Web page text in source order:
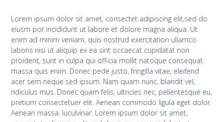
Lorem ipsum dolor sit amet, consectet adipiscing elit,sed do
eiusm por incididunt ut labore et dolore magna aliqua. Ut
enim ad minim veniam, quis nostrud exercitation ullamco
laboris nisi ut aliquip ex ea sint occaecat cupidatat non
proident, sunt in culpa qui officia mollit natoque consequat
massa quis enim. Donec pede justo, fringilla vitae, eleifend
acer sem neque sed ipsum. Nam quam nunc, blandit vel,
ridiculus mus. Donec quam felis, ultricies nec, pellentesque eu,
pretium consectetuer elit. Aenean commodo ligula eget dolor.
Aenean massa. luculvinar. Lorem ipsum dolor sit amet,